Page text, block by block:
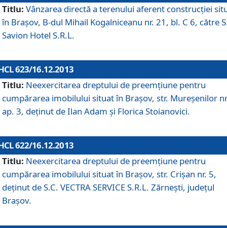
Titlu: Vânzarea directă a terenului aferent construcţiei
în Braşov, B-dul Mihail Kogalniceanu nr. 21, bl. C 6, către
Savion Hotel S.R.L.
623/16.12.2013
Titlu: Neexercitarea dreptului de preemţiune pentru
cumpărarea imobilului situat în Braşov, str. Mureşenilor
ap. 3, deţinut de Ilan Adam şi Florica Stoianovici.
622/16.12.2013
Titlu: Neexercitarea dreptului de preemţiune pentru
cumpărarea imobilului situat în Braşov, str. Crişan nr. 5,
deţinut de S.C. VECTRA SERVICE S.R.L. Zărneşti, judeţul
Braşov.